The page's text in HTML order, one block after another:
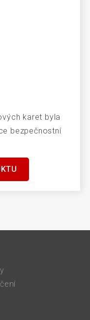
karet byla
bezpečnostní